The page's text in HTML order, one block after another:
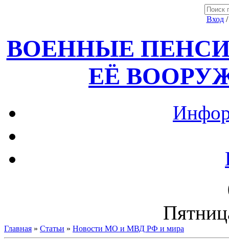
Вход
ВОЕННЫЕ
ЕЁ
Главная » Статьи » Новости МО и МВД РФ и мира